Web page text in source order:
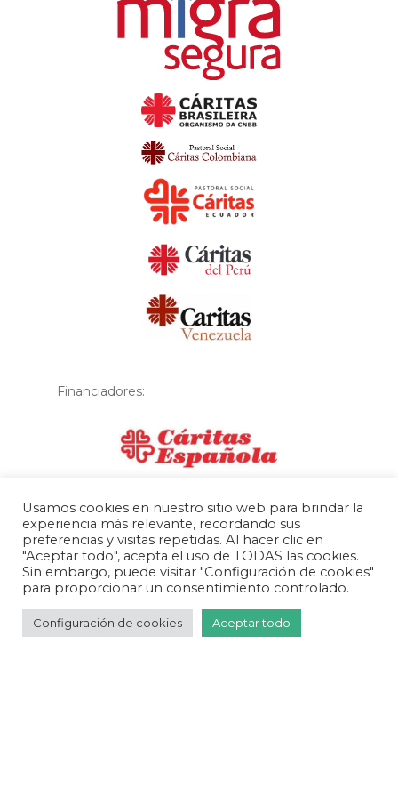
Financiadores:
Usamos cookies en nuestro sitio web para brindar la
experiencia más relevante, recordando sus
preferencias y visitas repetidas. Al hacer clic en
"Aceptar todo", acepta el uso de TODAS las cookies.
Sin embargo, puede visitar "Configuración de cookies"
para proporcionar un consentimiento controlado.
Configuración de cookies Aceptar todo